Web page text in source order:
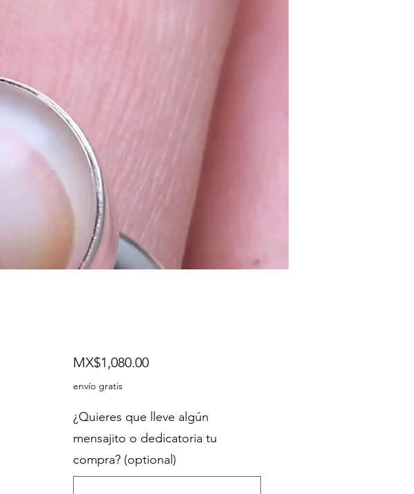
MX$1,080.00Price
envío gratis
¿Quieres que lleve algún
mensajito o dedicatoria tu
compra? (optional)